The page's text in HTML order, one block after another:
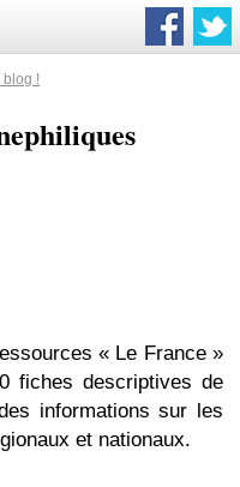
blog !
« Le France »
fiches descriptives de
informations sur les
et nationaux.